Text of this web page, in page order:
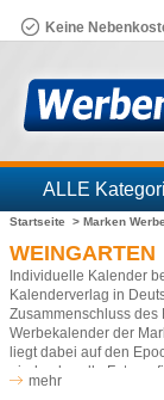
Keine
ALLE
Startseite > Marken
WEINGARTEN
Individuelle Kalender
Kalenderverlag in
Zusammenschluss des
Werbekalender der
liegt dabei auf den
eindrucksvolle
jemand kauft sich
mehr